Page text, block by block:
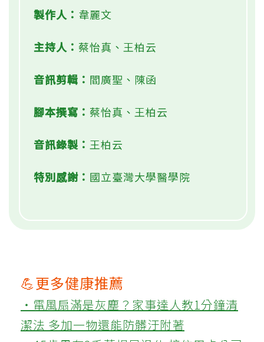
製作人： 韋麗文
主持人： 蔡怡真、王柏云
音訊剪輯： 閻廣聖、陳函
腳本撰寫： 蔡怡真、王柏云
音訊錄製： 王柏云
特別感謝： 國立臺灣大學醫學院
💪更多健康推薦
‧電風扇滿是灰塵？家事達人教1分鐘清
潔法 多加一物還能防髒汙附著